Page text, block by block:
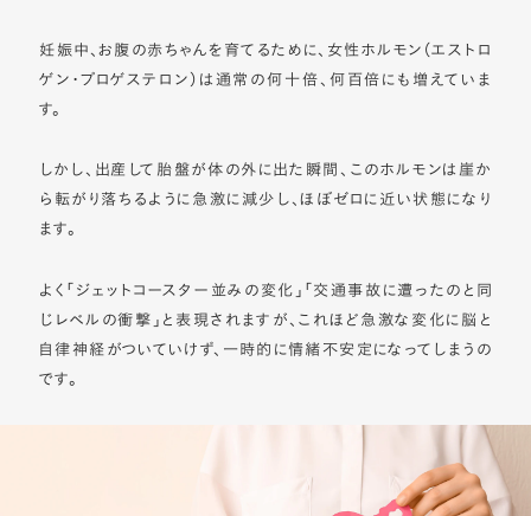
妊娠中、お腹の赤ちゃんを育てるために、女性ホルモン（エストロ
ゲン・プロゲステロン）は通常の何十倍、何百倍にも増えていま
す。
しかし、出産して胎盤が体の外に出た瞬間、このホルモンは崖か
ら転がり落ちるように急激に減少し、ほぼゼロに近い状態になり
ます。
よく「ジェットコースター並みの変化」「交通事故に遭ったのと同
じレベルの衝撃」と表現されますが、これほど急激な変化に脳と
自律神経がついていけず、一時的に情緒不安定になってしまうの
です。